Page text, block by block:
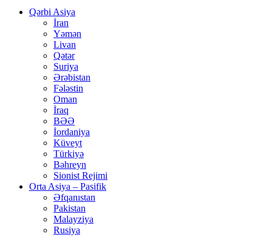
Qərbi Asiya
İran
Yəmən
Livan
Qətər
Suriya
Ərəbistan
Fələstin
Oman
İraq
BƏƏ
İordaniya
Küveyt
Türkiyə
Bəhreyn
Sionist Rejimi
Orta Asiya – Pasifik
Əfqanıstan
Pakistan
Malayziya
Rusiya